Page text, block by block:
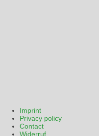
Imprint
Privacy policy
Contact
Widerruf